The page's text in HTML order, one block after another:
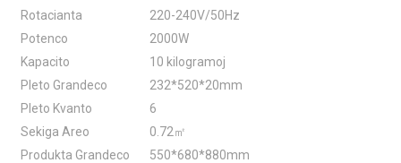
Rotacianta
220-240V/50Hz
Potenco
2000W
Kapacito
10 kilogramoj
Pleto Grandeco
232*520*20mm
Pleto Kvanto
6
Sekiga Areo
0.72㎡
Produkta Grandeco
550*680*880mm